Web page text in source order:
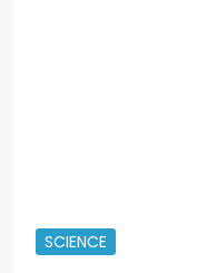
SCIENCE